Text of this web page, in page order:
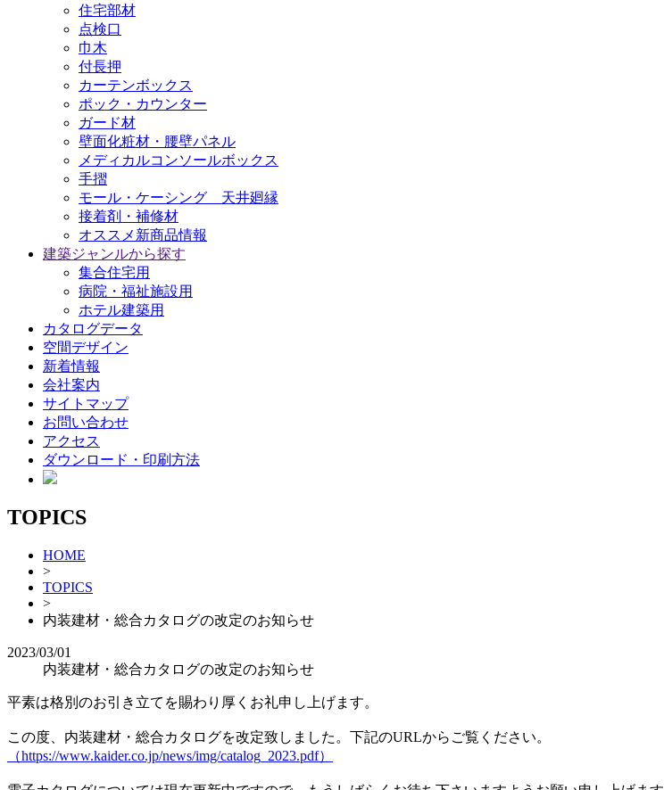
住宅部材
点検口
巾木
付長押
カーテンボックス
ポック・カウンター
ガード材
壁面化粧材・腰壁パネル
メディカルコンソールボックス
手摺
モール・ケーシング 天井廻縁
接着剤・補修材
オススメ新商品情報
建築ジャンルから探す
集合住宅用
病院・福祉施設用
ホテル建築用
カタログデータ
空間デザイン
新着情報
会社案内
サイトマップ
お問い合わせ
アクセス
ダウンロード・印刷方法
TOPICS
HOME
>
TOPICS
>
内装建材・総合カタログの改定のお知らせ
2023/03/01
内装建材・総合カタログの改定のお知らせ
平素は格別のお引き立てを賜わり厚くお礼申し上げます。
この度、内装建材・総合カタログを改定致しました。下記のURLからご覧ください。
（https://www.kaider.co.jp/news/img/catalog_2023.pdf）